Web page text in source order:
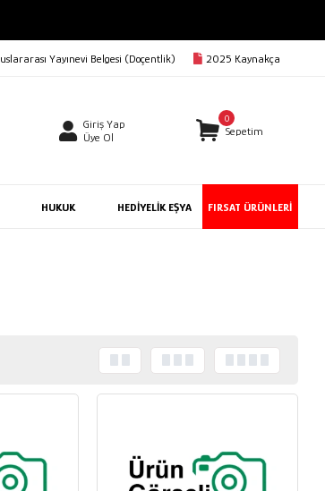
Yayınevi Belgesi (Doçentlik) 2025 Kaynakça
Giriş Yap
Üye Ol
0
Sepetim
HUKUK HEDİYELİK EŞYA FIRSAT ÜRÜNLERİ